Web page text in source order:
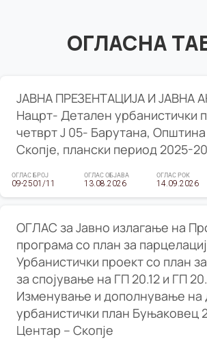
ОГЛАСНА
ЈАВНА ПРЕЗЕНТАЦИЈА И ЈАВНА
Нацрт- Детален урбанистички
четврт Ј 05- Барутана,
Скопје, плански период 2025-
ОГЛАС БРОЈ
09-2501/11
ОГЛАС ОБЈАВА
13.08.2026
ОГЛАС РОК
14.09.2026
ОГЛАС за Јавно излагање на
програма со план за
Урбанистички проект со план
за спојување на ГП 20.12 и ГП
Изменување и дополнување на
урбанистички план Буњаковец
Центар – Скопје